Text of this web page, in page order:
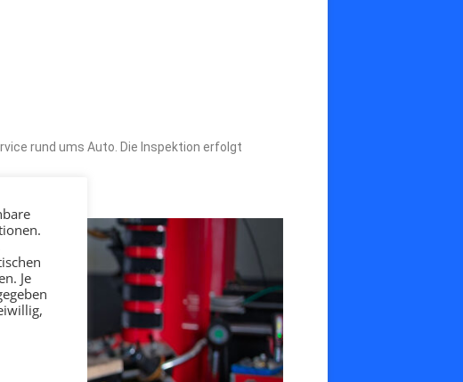
rund ums Auto. Die Inspektion erfolgt
Je